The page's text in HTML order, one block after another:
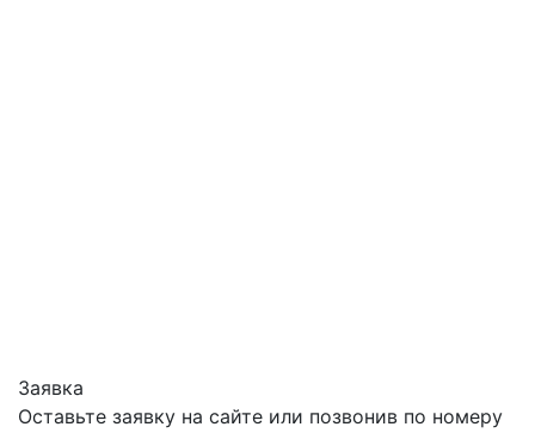
Заявка
Оставьте заявку на сайте или позвонив по номеру